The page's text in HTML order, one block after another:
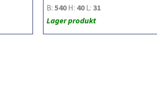
B: 540H: 40L: 31
Lager produkt